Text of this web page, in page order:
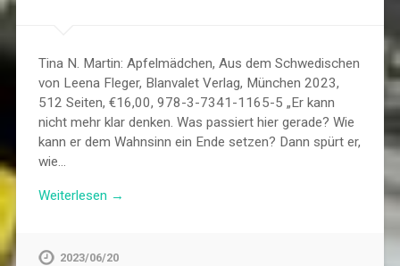
Tina N. Martin: Apfelmädchen, Aus dem Schwedischen
von Leena Fleger, Blanvalet Verlag, München 2023,
512 Seiten, €16,00, 978-3-7341-1165-5 „Er kann
nicht mehr klar denken. Was passiert hier gerade? Wie
kann er dem Wahnsinn ein Ende setzen? Dann spürt er,
wie…
Weiterlesen →
2023/06/20